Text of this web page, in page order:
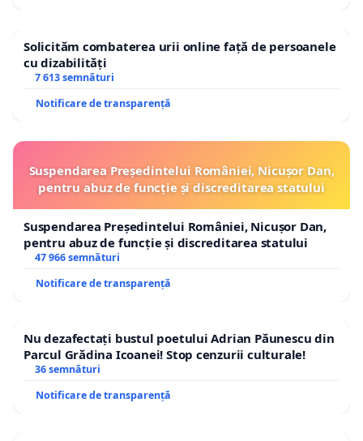
Solicităm combaterea urii online față de persoanele
cu dizabilități
7 613 semnături
Notificare de transparență
Suspendarea Președintelui României, Nicușor Dan,
pentru abuz de funcție și discreditarea statului
Suspendarea Președintelui României, Nicușor Dan,
pentru abuz de funcție și discreditarea statului
47 966 semnături
Notificare de transparență
Nu dezafectați bustul poetului Adrian Păunescu din
Parcul Grădina Icoanei! Stop cenzurii culturale!
36 semnături
Notificare de transparență